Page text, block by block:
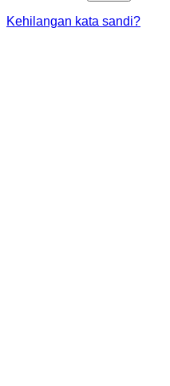
Kehilangan kata sandi?